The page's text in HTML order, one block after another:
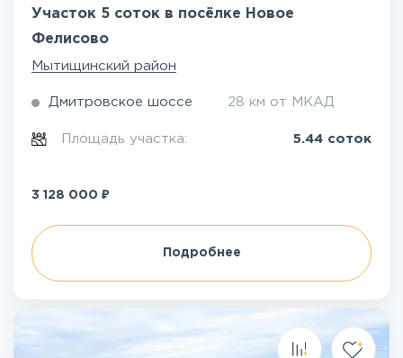
Участок 5 соток в посёлке Новое
Фелисово
Мытищинский район
Дмитровское шоссе 28 км от МКАД
Площадь участка: 5.44 соток
3 128 000 ₽
Подробнее